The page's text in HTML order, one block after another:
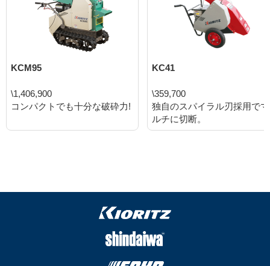
KCM95
\1,406,900
コンパクトでも十分な破砕力!
KC41
\359,700
独自のスパイラル刃採用でマ
ルチに切断。